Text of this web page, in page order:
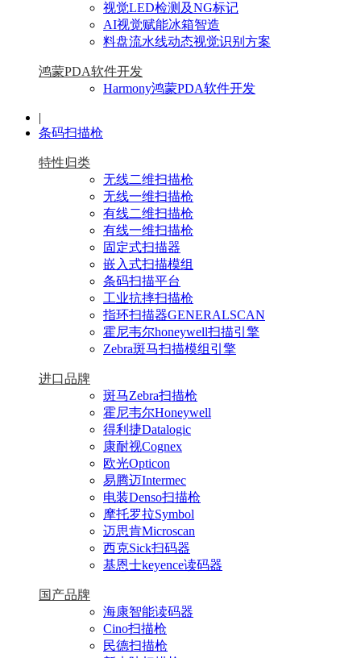
视觉LED检测及NG标记
AI视觉赋能冰箱智造
料盘流水线动态视觉识别方案
鸿蒙PDA软件开发
Harmony鸿蒙PDA软件开发
|
条码扫描枪
特性归类
无线二维扫描枪
无线一维扫描枪
有线二维扫描枪
有线一维扫描枪
固定式扫描器
嵌入式扫描模组
条码扫描平台
工业抗摔扫描枪
指环扫描器GENERALSCAN
霍尼韦尔honeywell扫描引擎
Zebra斑马扫描模组引擎
进口品牌
斑马Zebra扫描枪
霍尼韦尔Honeywell
得利捷Datalogic
康耐视Cognex
欧光Opticon
易腾迈Intermec
电装Denso扫描枪
摩托罗拉Symbol
迈思肯Microscan
西克Sick扫码器
基恩士keyence读码器
国产品牌
海康智能读码器
Cino扫描枪
民德扫描枪